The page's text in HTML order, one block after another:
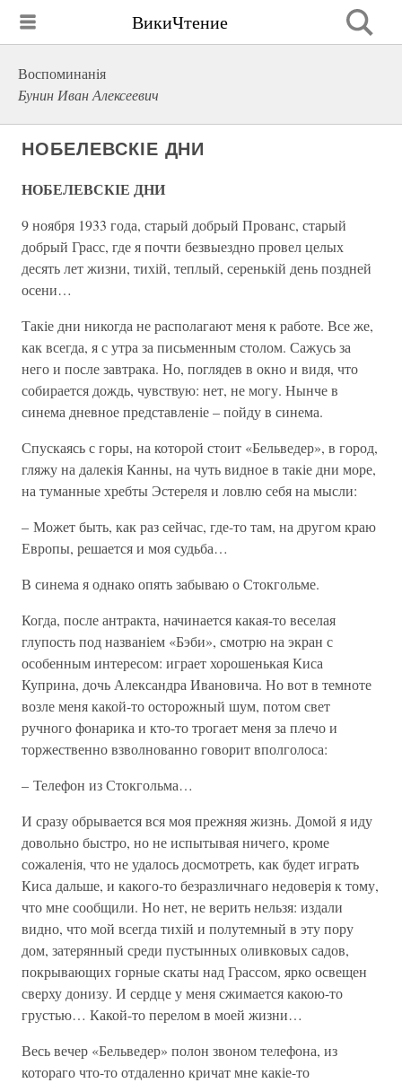
ВикиЧтение
Воспоминанiя
Бунин Иван Алексеевич
НОБЕЛЕВСКІЕ ДНИ
НОБЕЛЕВСКІЕ ДНИ
9 ноября 1933 года, старый добрый Прованс, старый
добрый Грасс, где я почти безвыездно провел целых
десять лет жизни, тихій, теплый, серенькій день поздней
осени…
Такіе дни никогда не располагают меня к работе. Все же,
как всегда, я с утра за письменным столом. Сажусь за
него и после завтрака. Но, поглядев в окно и видя, что
собирается дождь, чувствую: нет, не могу. Нынче в
синема дневное представленіе – пойду в синема.
Спускаясь с горы, на которой стоит «Бельведер», в город,
гляжу на далекія Канны, на чуть видное в такіе дни море,
на туманные хребты Эстереля и ловлю себя на мысли:
– Может быть, как раз сейчас, где-то там, на другом краю
Европы, решается и моя судьба…
В синема я однако опять забываю о Стокгольме.
Когда, после антракта, начинается какая-то веселая
глупость под названіем «Бэби», смотрю на экран с
особенным интересом: играет хорошенькая Киса
Куприна, дочь Александра Ивановича. Но вот в темноте
возле меня какой-то осторожный шум, потом свет
ручного фонарика и кто-то трогает меня за плечо и
торжественно взволнованно говорит вполголоса:
– Телефон из Стокгольма…
И сразу обрывается вся моя прежняя жизнь. Домой я иду
довольно быстро, но не испытывая ничего, кроме
сожаленія, что не удалось досмотреть, как будет играть
Киса дальше, и какого-то безразличнаго недоверія к тому,
что мне сообщили. Но нет, не верить нельзя: издали
видно, что мой всегда тихій и полутемный в эту пору
дом, затерянный среди пустынных оливковых садов,
покрывающих горные скаты над Грассом, ярко освещен
сверху донизу. И сердце у меня сжимается какою-то
грустью… Какой-то перелом в моей жизни…
Весь вечер «Бельведер» полон звоном телефона, из
котораго что-то отдаленно кричат мне какіе-то